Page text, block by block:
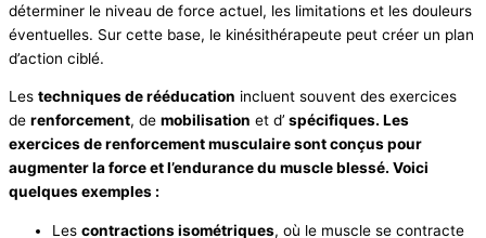
déterminer le niveau de force actuel, les limitations et les douleurs
éventuelles. Sur cette base, le kinésithérapeute peut créer un plan
d’action ciblé.
Les techniques de rééducation incluent souvent des exercices
de renforcement, de mobilisation et d’ spécifiques. Les
exercices de renforcement musculaire sont conçus pour
augmenter la force et l’endurance du muscle blessé. Voici
quelques exemples :
Les contractions isométriques, où le muscle se contracte